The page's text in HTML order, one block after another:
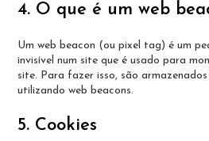
4. O que é um web
Um web beacon (ou pixel tag) é um
invisível num site que é usado para
site. Para fazer isso, são
utilizando web beacons.
5. Cookies